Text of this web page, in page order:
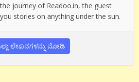
journey of Readoo.in, the guest
stories on anything under the sun.
ಲೇಖನಗಳನ್ನು ನೋಡಿ